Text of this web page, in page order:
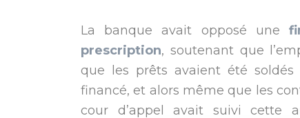
La banque avait opposé une
prescription, soutenant que
que les prêts avaient été
financé, et alors même que les
cour d’appel avait suivi cette